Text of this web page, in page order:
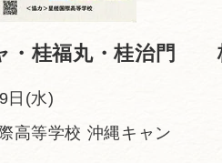
・桂福丸・桂治門
日(水)
高等学校 沖縄キャン